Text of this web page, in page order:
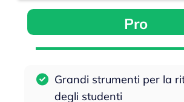
Pro
Grandi strumenti per la
degli studenti